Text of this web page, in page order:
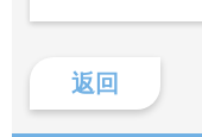
返回